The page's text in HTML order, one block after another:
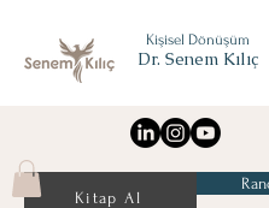
Kişisel Dönüşüm
Dr. Senem Kılıç
Kitap Al